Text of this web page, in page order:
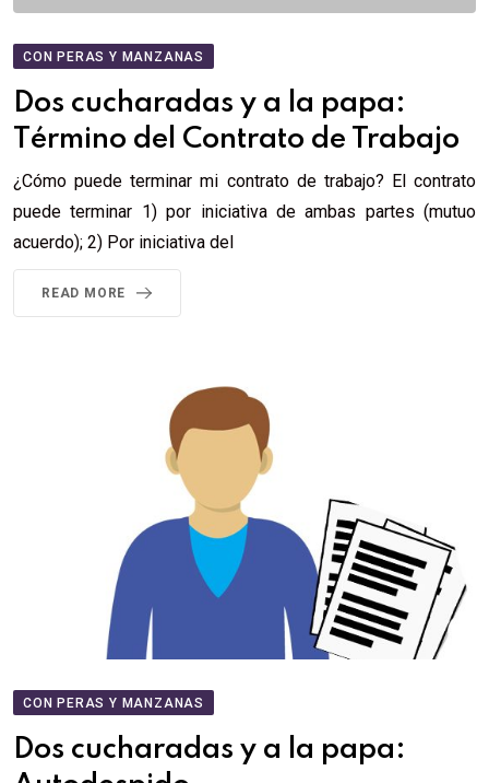
CON PERAS Y MANZANAS
Dos cucharadas y a la papa:
Término del Contrato de Trabajo
¿Cómo puede terminar mi contrato de trabajo? El contrato
puede terminar 1) por iniciativa de ambas partes (mutuo
acuerdo); 2) Por iniciativa del
READ MORE
CON PERAS Y MANZANAS
Dos cucharadas y a la papa: